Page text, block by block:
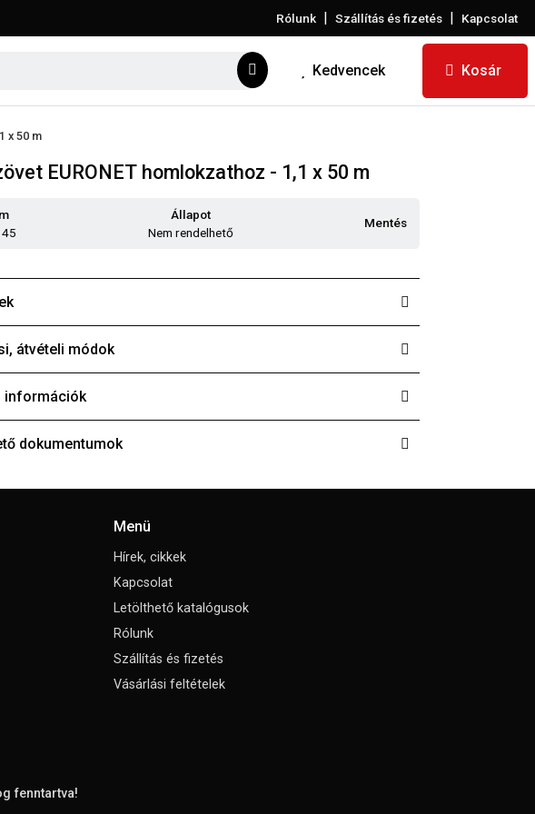
Rólunk | Szállítás és fizetés | Kapcsolat
Kedvencek Kosár
x 50 m
EURONET homlokzathoz - 1,1 x 50 m
Állapot
Nem rendelhető
Mentés
átvételi módok
információk
dokumentumok
Menü
Hírek, cikkek
Kapcsolat
Letölthető katalógusok
Rólunk
Szállítás és fizetés
Vásárlási feltételek
fenntartva!